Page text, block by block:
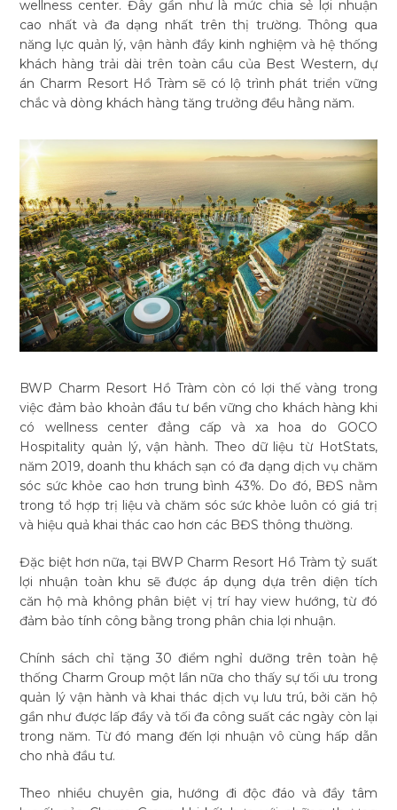
wellness center. Đây gần như là mức chia sẻ lợi nhuận
cao nhất và đa dạng nhất trên thị trường. Thông qua
năng lực quản lý, vận hành đầy kinh nghiệm và hệ thống
khách hàng trải dài trên toàn cầu của Best Western, dự
án Charm Resort Hồ Tràm sẽ có lộ trình phát triển vững
chắc và dòng khách hàng tăng trưởng đều hằng năm.
BWP Charm Resort Hồ Tràm còn có lợi thế vàng trong
việc đảm bảo khoản đầu tư bền vững cho khách hàng khi
có wellness center đẳng cấp và xa hoa do GOCO
Hospitality quản lý, vận hành. Theo dữ liệu từ HotStats,
năm 2019, doanh thu khách sạn có đa dạng dịch vụ chăm
sóc sức khỏe cao hơn trung bình 43%. Do đó, BĐS nằm
trong tổ hợp trị liệu và chăm sóc sức khỏe luôn có giá trị
và hiệu quả khai thác cao hơn các BĐS thông thường.
Đặc biệt hơn nữa, tại BWP Charm Resort Hồ Tràm tỷ suất
lợi nhuận toàn khu sẽ được áp dụng dựa trên diện tích
căn hộ mà không phân biệt vị trí hay view hướng, từ đó
đảm bảo tính công bằng trong phân chia lợi nhuận.
Chính sách chỉ tặng 30 điểm nghỉ dưỡng trên toàn hệ
thống Charm Group một lần nữa cho thấy sự tối ưu trong
quản lý vận hành và khai thác dịch vụ lưu trú, bởi căn hộ
gần như được lấp đầy và tối đa công suất các ngày còn lại
trong năm. Từ đó mang đến lợi nhuận vô cùng hấp dẫn
cho nhà đầu tư.
Theo nhiều chuyên gia, hướng đi độc đáo và đầy tâm